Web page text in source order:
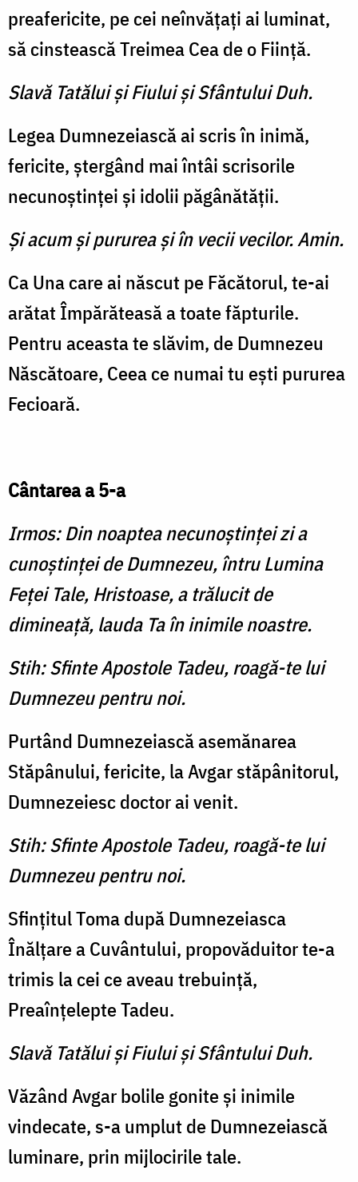
preafericite, pe cei neînvăţaţi ai luminat,
să cinstească Treimea Cea de o Fiinţă.
Slavă Tatălui şi Fiului şi Sfântului Duh.
Legea Dumnezeiască ai scris în inimă,
fericite, ştergând mai întâi scrisorile
necunoştinţei şi idolii păgânătăţii.
Şi acum şi pururea şi în vecii vecilor. Amin.
Ca Una care ai născut pe Făcătorul, te-ai
arătat Împărăteasă a toate făpturile.
Pentru aceasta te slăvim, de Dumnezeu
Născătoare, Ceea ce numai tu eşti pururea
Fecioară.
Cântarea a 5-a
Irmos: Din noaptea necunoştinţei zi a
cunoştinţei de Dum­nezeu, întru Lumina
Feţei Tale, Hristoase, a trălucit de
dimineaţă, lauda Ta în inimile noastre.
Stih: Sfinte Apostole Tadeu, roagă-te lui
Dumnezeu pentru noi.
Purtând Dumnezeiască asemănarea
Stăpânului, fericite, la Avgar stăpânitorul,
Dumnezeiesc doctor ai venit.
Stih: Sfinte Apostole Tadeu, roagă-te lui
Dumnezeu pentru noi.
Sfinţitul Toma după Dumnezeiasca
Înălţare a Cuvântului, propovăduitor te-a
trimis la cei ce aveau trebuinţă,
Preaînţelepte Tadeu.
Slavă Tatălui şi Fiului şi Sfântului Duh.
Văzând Avgar bolile gonite şi inimile
vindecate, s-a umplut de Dumnezeiască
luminare, prin mijlocirile tale.